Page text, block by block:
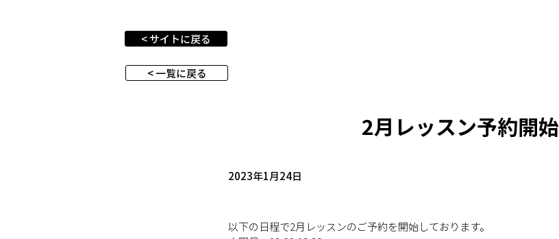
< サイトに戻る
< 一覧に戻る
2月レッスン予約開始
2023年1月24日
以下の日程で2月レッスンのご予約を開始しております。